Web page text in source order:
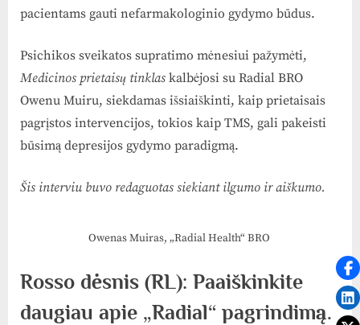
pacientams gauti nefarmakologinio gydymo būdus.
Psichikos sveikatos supratimo mėnesiui pažymėti,
Medicinos prietaisų tinklas kalbėjosi su Radial BRO
Owenu Muiru, siekdamas išsiaiškinti, kaip prietaisais
pagrįstos intervencijos, tokios kaip TMS, gali pakeisti
būsimą depresijos gydymo paradigmą.
Šis interviu buvo redaguotas siekiant ilgumo ir aiškumo.
Owenas Muiras, „Radial Health“ BRO
Rosso dėsnis (RL): Paaiškinkite
daugiau apie „Radial“ pagrindimą.